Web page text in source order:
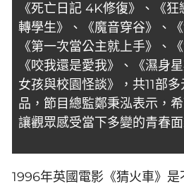
《死亡日記 4K修復》、《
轉學生》、《魔音穿谷》、
《第一次當公主就上手》、
《咬我還是愛我》、《濕身
女孩與校園怪談》，共11部
品，節目總監鄭秉泓表示，
讓觀眾感受當下多變的青春面
1996年英國電影《猜火車》